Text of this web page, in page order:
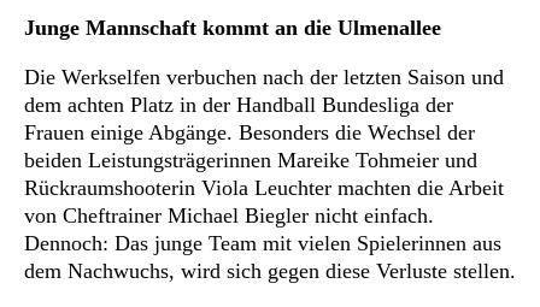
Junge Mannschaft kommt an die Ulmenallee
Die Werkselfen verbuchen nach der letzten Saison und
dem achten Platz in der Handball Bundesliga der
Frauen einige Abgänge. Besonders die Wechsel der
beiden Leistungsträgerinnen Mareike Tohmeier und
Rückraumshooterin Viola Leuchter machten die Arbeit
von Cheftrainer Michael Biegler nicht einfach.
Dennoch: Das junge Team mit vielen Spielerinnen aus
dem Nachwuchs, wird sich gegen diese Verluste stellen.